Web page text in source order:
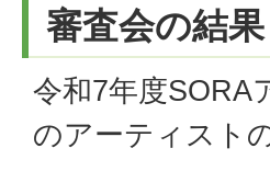
審査会の結果
令和7年度SORA
のアーティスト